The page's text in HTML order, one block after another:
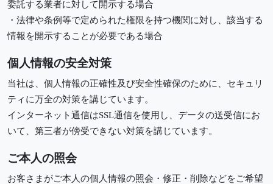
委託する業者に対して開示する場合
・法律や条例等で定められた権限を持つ機関に対し、該当する
情報を開示することが必要である場合
個人情報の安全対策
当社は、個人情報の正確性及び安全性確保のために、セキュリ
ティに万全の対策を講じています。
インターネット通信はSSL通信を使用し、データの送受信にお
いて、第三者が傍受できない対策を講じています。
ご本人の照会
お客さまがご本人の個人情報の照会・修正・削除などをご希望